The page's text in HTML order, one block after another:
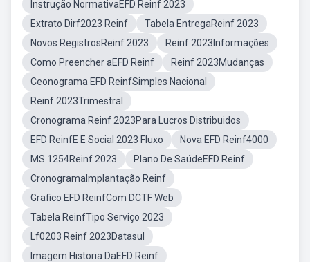
Instrução NormativaEFD Reinf 2023
Extrato Dirf2023 Reinf
Tabela EntregaReinf 2023
Novos RegistrosReinf 2023
Reinf 2023Informações
Como Preencher aEFD Reinf
Reinf 2023Mudanças
Ceonograma EFD ReinfSimples Nacional
Reinf 2023Trimestral
Cronograma Reinf 2023Para Lucros Distribuidos
EFD ReinfE E Social 2023 Fluxo
Nova EFD Reinf4000
MS 1254Reinf 2023
Plano De SaúdeEFD Reinf
CronogramaImplantação Reinf
Grafico EFD ReinfCom DCTF Web
Tabela ReinfTipo Serviço 2023
Lf0203 Reinf 2023Datasul
Imagem Historia DaEFD Reinf